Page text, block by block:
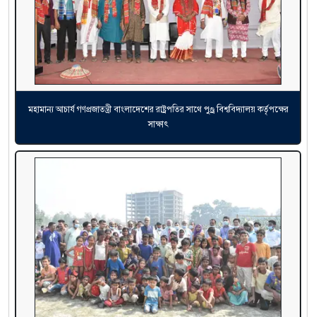
মহামান্য আচার্য গণপ্রজাতন্ত্রী বাংলাদেশের রাষ্ট্রপতির সাথে পুণ্ড্র বিশ্ববিদ্যালয় কর্তৃপক্ষের
সাক্ষাৎ